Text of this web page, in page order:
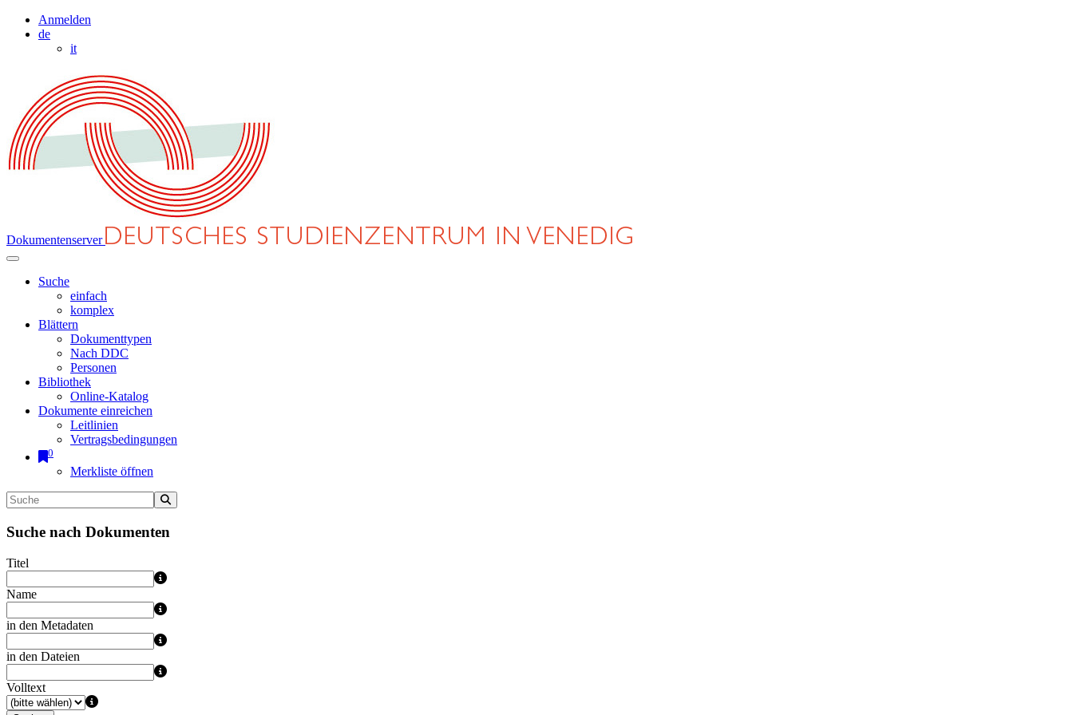
Anmelden
de
it
Dokumentenserver
Suche
einfach
komplex
Blättern
Dokumenttypen
Nach DDC
Personen
Bibliothek
Online-Katalog
Dokumente einreichen
Leitlinien
Vertragsbedingungen
0
Merkliste öffnen
Suche nach Dokumenten
Titel
Name
in den Metadaten
in den Dateien
Volltext